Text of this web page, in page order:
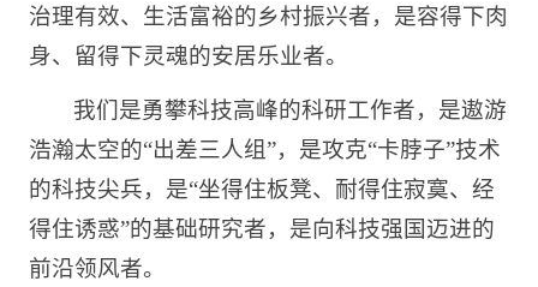
治理有效、生活富裕的乡村振兴者，是容得下肉
身、留得下灵魂的安居乐业者。
我们是勇攀科技高峰的科研工作者，是遨游
浩瀚太空的“出差三人组”，是攻克“卡脖子”技术
的科技尖兵，是“坐得住板凳、耐得住寂寞、经
得住诱惑”的基础研究者，是向科技强国迈进的
前沿领风者。